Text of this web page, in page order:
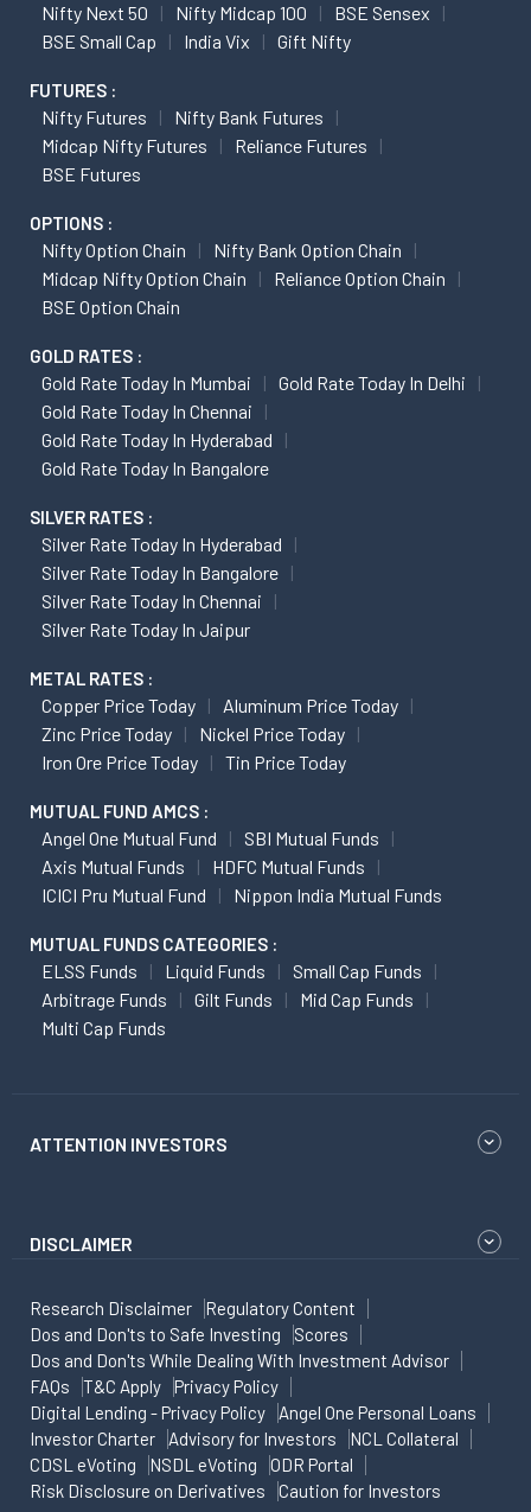
Nifty Next 50
Nifty Midcap 100
BSE Sensex
BSE Small Cap
India Vix Gift Nifty
FUTURES :
Nifty Futures
Nifty Bank Futures
Midcap Nifty Futures
Reliance Futures
BSE Futures
OPTIONS :
Nifty Option Chain
Nifty Bank Option Chain
Midcap Nifty Option Chain
Reliance Option Chain
BSE Option Chain
GOLD RATES :
Gold Rate Today In Mumbai
Gold Rate Today In Delhi
Gold Rate Today In Chennai
Gold Rate Today In Hyderabad
Gold Rate Today In Bangalore
SILVER RATES :
Silver Rate Today In Hyderabad
Silver Rate Today In Bangalore
Silver Rate Today In Chennai
Silver Rate Today In Jaipur
METAL RATES :
Copper Price Today
Aluminum Price Today
Zinc Price Today
Nickel Price Today
Iron Ore Price Today
Tin Price Today
MUTUAL FUND AMCS :
Angel One Mutual Fund
SBI Mutual Funds
Axis Mutual Funds
HDFC Mutual Funds
ICICI Pru Mutual Fund
Nippon India Mutual Funds
MUTUAL FUNDS CATEGORIES :
ELSS Funds Liquid Funds
Small Cap Funds
Arbitrage Funds
Gilt Funds
Mid Cap Funds
Multi Cap Funds
ATTENTION INVESTORS
DISCLAIMER
Research Disclaimer
Regulatory Content
Dos and Don'ts to Safe Investing
Scores
Dos and Don'ts While Dealing With Investment Advisor
FAQs
T&C Apply
Privacy Policy
Digital Lending - Privacy Policy
Angel One Personal Loans
Investor Charter
Advisory for Investors
NCL Collateral
CDSL eVoting
NSDL eVoting
ODR Portal
Risk Disclosure on Derivatives
Caution for Investors